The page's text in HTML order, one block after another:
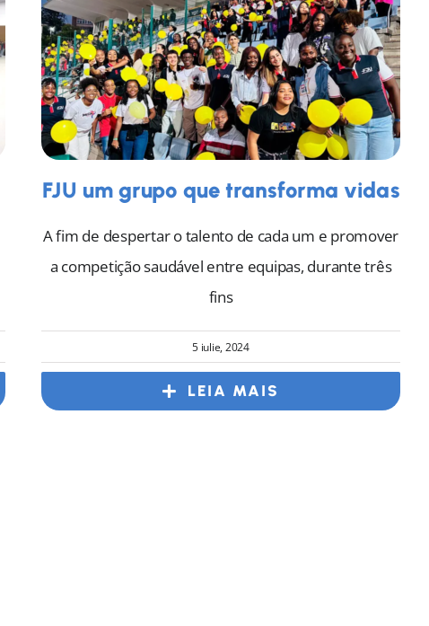
FJU um grupo que transforma vidas
A fim de despertar o talento de cada um e promover
a competição saudável entre equipas, durante três
fins
5 iulie, 2024
LEIA MAIS